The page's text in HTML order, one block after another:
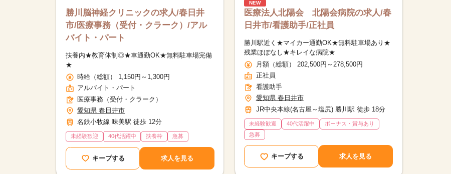
勝川脳神経クリニックの求人/春日井
市/医療事務（受付・クラーク）/アル
バイト・パート
扶養内★教育体制◎★車通勤OK★無料駐車場完備
★
時給（総額） 1,150円～1,300円
アルバイト・パート
医療事務（受付・クラーク）
愛知県 春日井市
名鉄小牧線 味美駅 徒歩 12分
未経験歓迎 40代活躍中 扶養枠 急募
キープする 求人を見る
NEW
医療法人北陽会 北陽会病院の求人/春
日井市/看護助手/正社員
勝川駅近く★マイカー通勤OK★無料駐車場あり★
残業ほぼなし★キレイな病院★
月額（総額） 202,500円～278,500円
正社員
看護助手
愛知県 春日井市
JR中央本線(名古屋～塩尻) 勝川駅 徒歩 18分
未経験歓迎 40代活躍中
ボーナス・賞与あり
急募
キープする 求人を見る